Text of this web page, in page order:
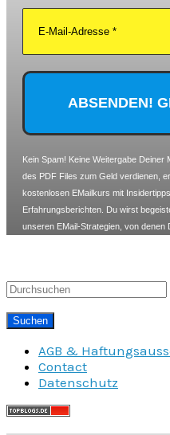
Kein Spam! Keine Weitergabe
des PDF Files zum Geld verdienen,
kostenlosen EMailkurs mit
Erfahrungsberichten. Du wirst
unseren EMail-Strategien, von denen
AGB &
Contact
Datenschutz